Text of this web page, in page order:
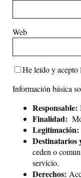
Web
He leído y acepto
Información básica
Responsable:
Finalidad:
Legitimación:
Destinatarios
ceden o
servicio.
Derechos: